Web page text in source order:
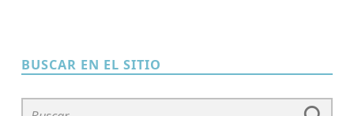
BUSCAR EN EL SITIO
Buscar: